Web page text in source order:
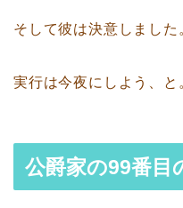
そして彼は決意しました
実行は今夜にしよう、と
公爵家の99番目